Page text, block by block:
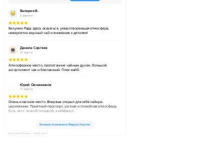
ЧаЕ на карте Москвы — Яндекс Карты